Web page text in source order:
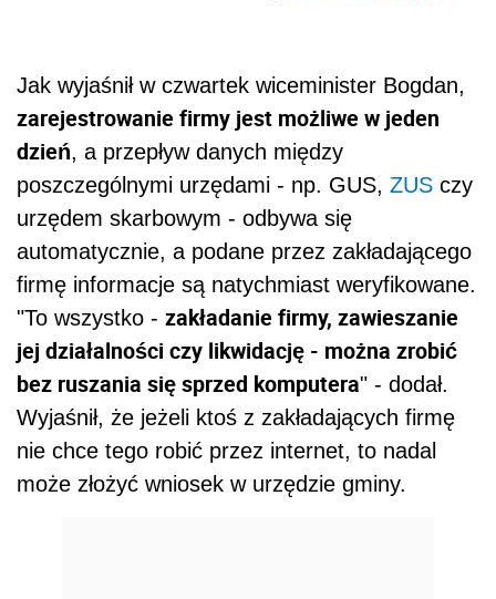
Jak wyjaśnił w czwartek wiceminister Bogdan,
zarejestrowanie firmy jest możliwe w jeden
dzień, a przepływ danych między
poszczególnymi urzędami - np. GUS, ZUS czy
urzędem skarbowym - odbywa się
automatycznie, a podane przez zakładającego
firmę informacje są natychmiast weryfikowane.
"To wszystko - zakładanie firmy, zawieszanie
jej działalności czy likwidację - można zrobić
bez ruszania się sprzed komputera" - dodał.
Wyjaśnił, że jeżeli ktoś z zakładających firmę
nie chce tego robić przez internet, to nadal
może złożyć wniosek w urzędzie gminy.